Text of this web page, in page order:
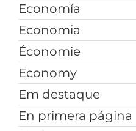
Economía
Economia
Économie
Economy
Em destaque
En primera página